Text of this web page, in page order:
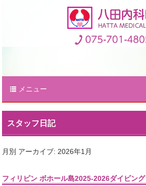
メニュー
スタッフ日記
月別 アーカイブ: 2026年1月
フィリピン ボホール島2025-2026ダイビング